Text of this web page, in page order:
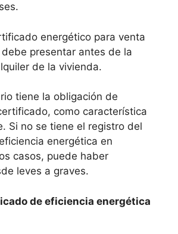
energético para venta
presentar antes de la
de la vivienda.
tiene la obligación de
como característica
Si no se tiene el registro del
energética en
casos, puede haber
leves a graves.
de eficiencia energética